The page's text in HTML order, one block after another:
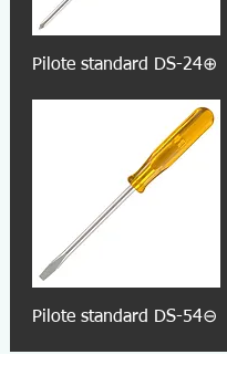
Pilote standard DS-24⊕
Pilote standard DS-54⊖